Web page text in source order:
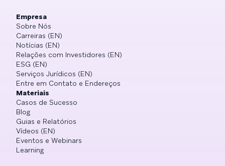
Empresa
Sobre Nós
Carreiras (EN)
Notícias (EN)
Relações com Investidores (EN)
ESG (EN)
Serviços Jurídicos (EN)
Entre em Contato e Endereços
Materiais
Casos de Sucesso
Blog
Guias e Relatórios
Vídeos (EN)
Eventos e Webinars
Learning